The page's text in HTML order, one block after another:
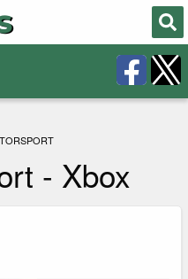
- Xbox